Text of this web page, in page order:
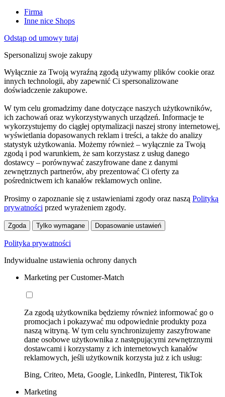
Firma
Inne nice Shops
Odstąp od umowy tutaj
Spersonalizuj swoje zakupy
Wyłącznie za Twoją wyraźną zgodą używamy plików cookie oraz
innych technologii, aby zapewnić Ci spersonalizowane
doświadczenie zakupowe.
W tym celu gromadzimy dane dotyczące naszych użytkowników,
ich zachowań oraz wykorzystywanych urządzeń. Informacje te
wykorzystujemy do ciągłej optymalizacji naszej strony internetowej,
wyświetlania dopasowanych reklam i treści, a także do analizy
statystyk użytkowania. Możemy również – wyłącznie za Twoją
zgodą i pod warunkiem, że sam korzystasz z usług danego
dostawcy – porównywać zaszyfrowane dane z danymi
zewnętrznych partnerów, aby prezentować Ci oferty za
pośrednictwem ich kanałów reklamowych online.
Prosimy o zapoznanie się z ustawieniami zgody oraz naszą Polityką
prywatności przed wyrażeniem zgody.
Zgoda Tylko wymagane Dopasowanie ustawień
Polityka prywatności
Indywidualne ustawienia ochrony danych
Marketing per Customer-Match
Za zgodą użytkownika będziemy również informować go o
promocjach i pokazywać mu odpowiednie produkty poza
naszą witryną. W tym celu synchronizujemy zaszyfrowane
dane osobowe użytkownika z następującymi zewnętrznymi
dostawcami i korzystamy z ich internetowych kanałów
reklamowych, jeśli użytkownik korzysta już z ich usług:
Bing, Criteo, Meta, Google, LinkedIn, Pinterest, TikTok
Marketing